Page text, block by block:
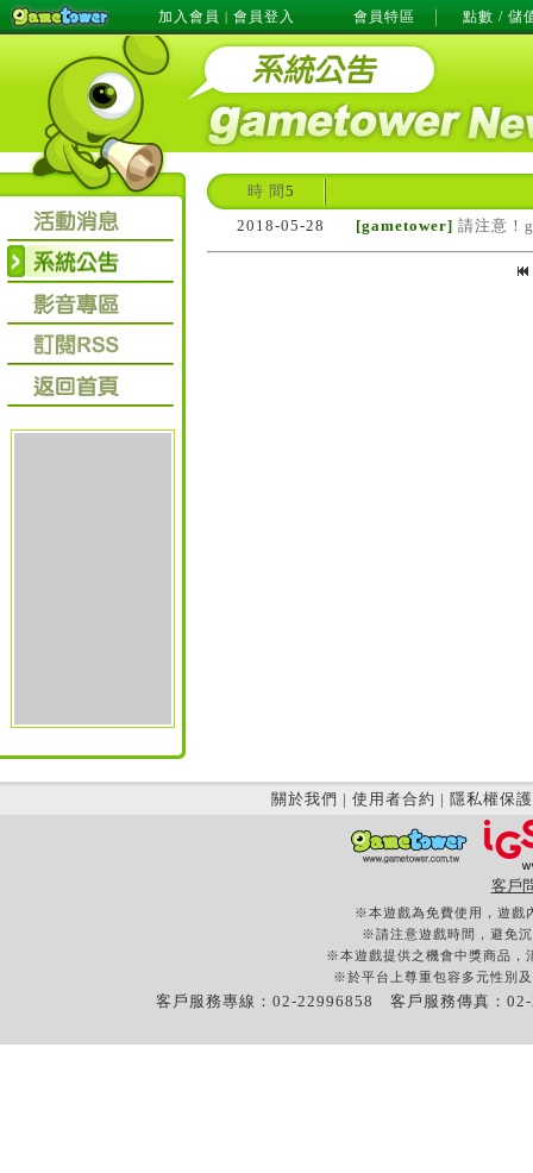
加入會員 | 會員登入 會員特區 點數 / 儲
時 間 5
2018-05-28
[gametower] 請注意！
關於我們 | 使用者合約 | 隱私權保護
客戶
※本遊戲為免費使用，遊戲
※請注意遊戲時間，避免
※本遊戲提供之機會中獎商品，
※於平台上尊重包容多元性別
客戶服務專線：02-22996858 客戶服務傳真：